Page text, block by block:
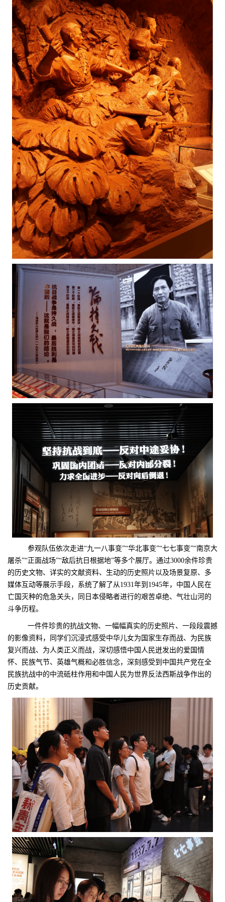
参观队伍依次走进“九一八事变”“华北事变”“七七事变”“南京大
屠杀”“正面战场”“敌后抗日根据地”等多个展厅。通过3000余件珍贵
的历史文物、详实的文献资料、生动的历史照片以及场景复原、多
媒体互动等展示手段，系统了解了从1931年到1945年，中国人民在
亡国灭种的危急关头，同日本侵略者进行的艰苦卓绝、气壮山河的
斗争历程。
一件件珍贵的抗战文物、一幅幅真实的历史照片、一段段震撼
的影像资料，同学们沉浸式感受中华儿女为国家生存而战、为民族
复兴而战、为人类正义而战，深切感悟中国人民迸发出的爱国情
怀、民族气节、英雄气概和必胜信念，深刻感受到中国共产党在全
民族抗战中的中流砥柱作用和中国人民为世界反法西斯战争作出的
历史贡献。